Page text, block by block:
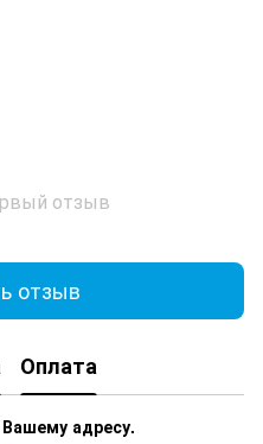
отзыв
отзыв
Оплата
адресу.